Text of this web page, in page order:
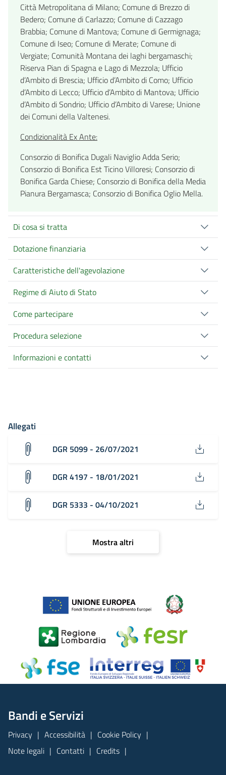
Città Metropolitana di Milano; Comune di Brezzo di
Bedero; Comune di Carlazzo; Comune di Cazzago
Brabbia; Comune di Mantova; Comune di Germignaga;
Comune di Iseo; Comune di Merate; Comune di
Vergiate; Comunità Montana dei laghi bergamaschi;
Riserva Pian di Spagna e Lago di Mezzola; Ufficio
d’Ambito di Brescia; Ufficio d’Ambito di Como; Ufficio
d’Ambito di Lecco; Ufficio d’Ambito di Mantova; Ufficio
d’Ambito di Sondrio; Ufficio d’Ambito di Varese; Unione
dei Comuni della Valtenesi.
Condizionalità Ex Ante:
Consorzio di Bonifica Dugali Naviglio Adda Serio;
Consorzio di Bonifica Est Ticino Villoresi; Consorzio di
Bonifica Garda Chiese; Consorzio di Bonifica della Media
Pianura Bergamasca; Consorzio di Bonifica Oglio Mella.
Di cosa si tratta
Dotazione finanziaria
Caratteristiche dell'agevolazione
Regime di Aiuto di Stato
Come partecipare
Procedura selezione
Informazioni e contatti
Allegati
DGR 5099 - 26/07/2021
DGR 4197 - 18/01/2021
DGR 5333 - 04/10/2021
Mostra altri
Bandi e Servizi
Privacy Accessibilità
Cookie Policy
Note legali
Contatti Credits